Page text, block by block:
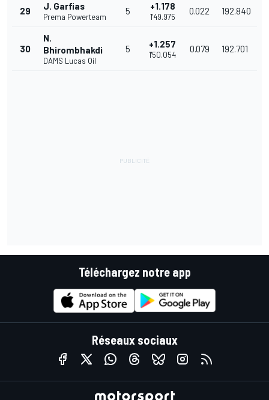
29 J. Garfias
Prema Powerteam
5 +1.178
1'49.975
0.022 192.840
30
N.
Bhirombhakdi
DAMS Lucas Oil
5 +1.257
1'50.054
0.079 192.701
Téléchargez notre app
Réseaux sociaux